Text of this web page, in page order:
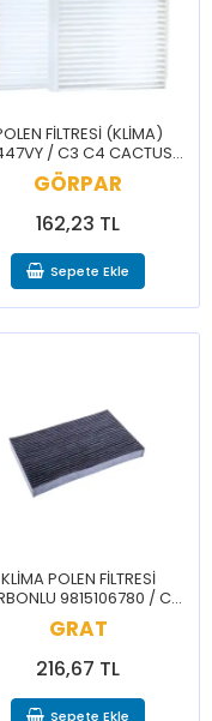
FİLTRESİ (KLİMA)
/ C3 C4 CACTUS
DS5 2008 207 208
GÖRPAR
162,23 TL
Sepete Ekle
KLİMA POLEN FİLTRESİ
9815106780 / C3
AİRCROSS
GRAT
216,67 TL
Sepete Ekle